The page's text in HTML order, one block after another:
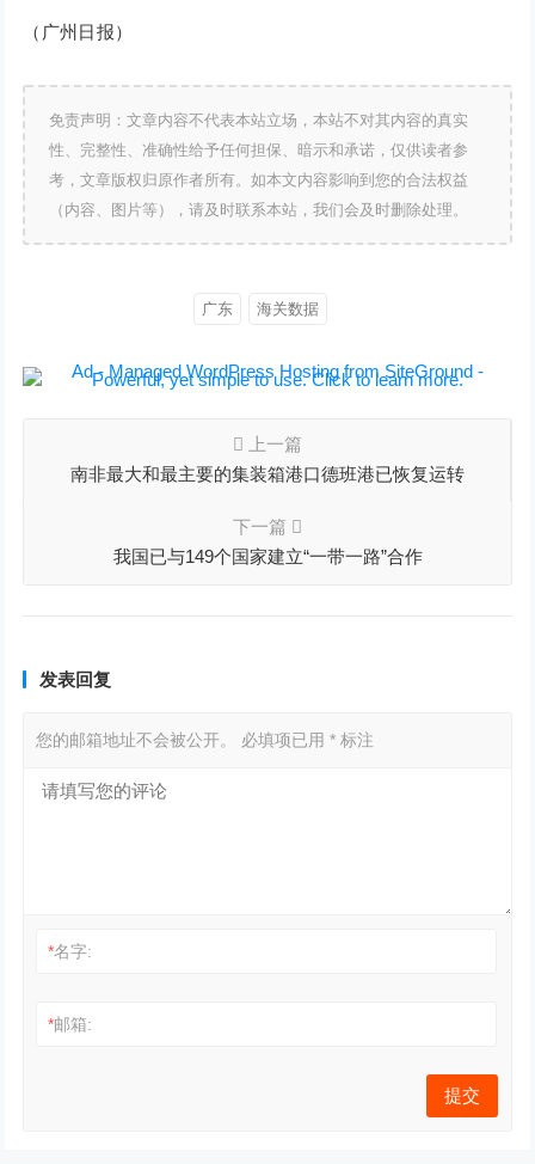
（广州日报）
免责声明：文章内容不代表本站立场，本站不对其内容的真实
性、完整性、准确性给予任何担保、暗示和承诺，仅供读者参
考，文章版权归原作者所有。如本文内容影响到您的合法权益
（内容、图片等），请及时联系本站，我们会及时删除处理。
广东 海关数据
上一篇
南非最大和最主要的集装箱港口德班港已恢复运转
下一篇
我国已与149个国家建立“一带一路”合作
发表回复
您的邮箱地址不会被公开。 必填项已用* 标注
*名字:
*邮箱: